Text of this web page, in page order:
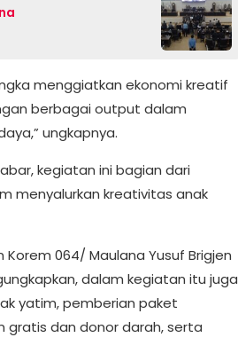
menggiatkan ekonomi kreatif
berbagai output dalam
ungkapnya.
kegiatan ini bagian dari
menyalurkan kreativitas anak
064/ Maulana Yusuf Brigjen
dalam kegiatan itu juga
yatim, pemberian paket
gratis dan donor darah, serta